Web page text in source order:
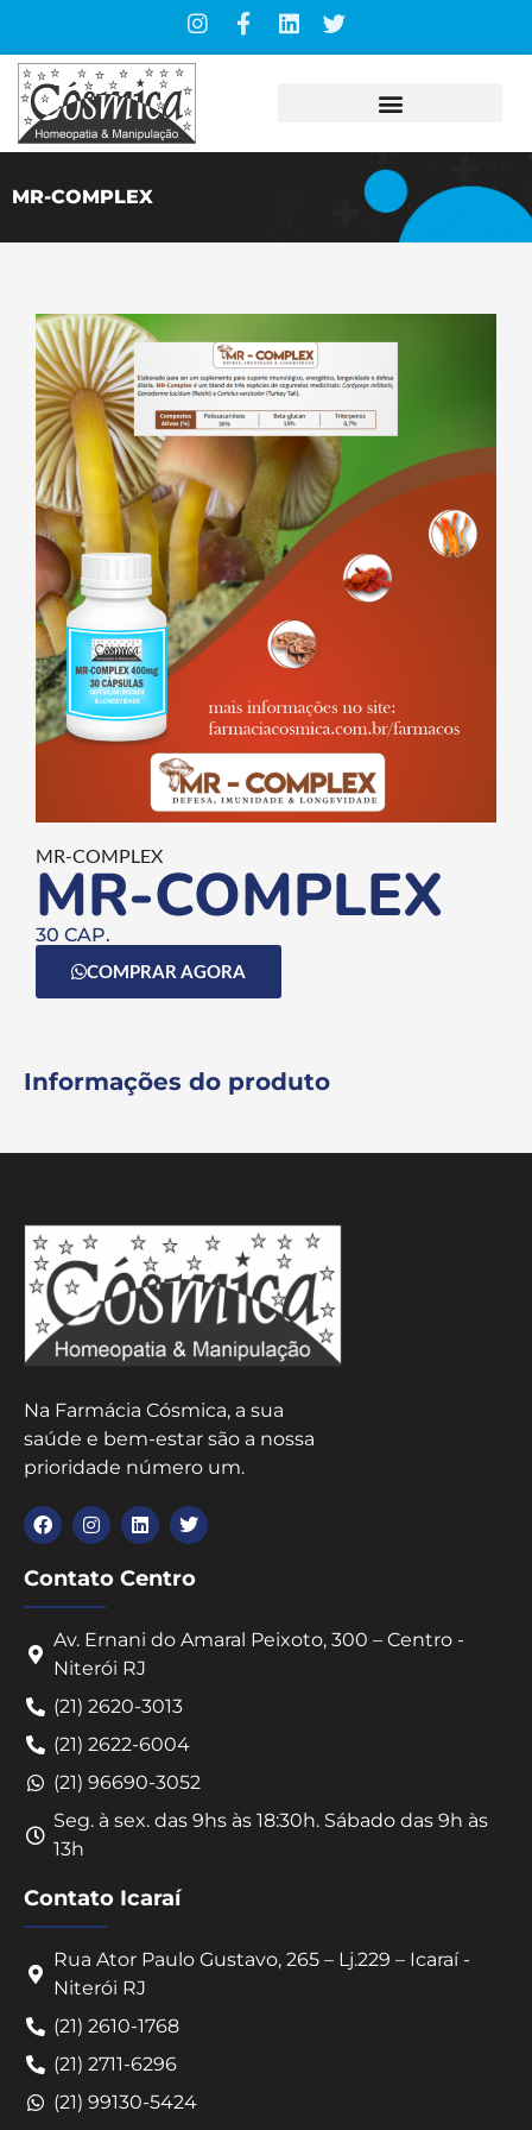
MR-COMPLEX
MR-COMPLEX
MR-COMPLEX
30 CAP.
COMPRAR AGORA
Informações do produto
Na Farmácia Cósmica, a sua
saúde e bem-estar são a nossa
prioridade número um.
Contato Centro
Av. Ernani do Amaral Peixoto, 300 – Centro -
Niterói RJ
(21) 2620-3013
(21) 2622-6004
(21) 96690-3052
Seg. à sex. das 9hs às 18:30h. Sábado das 9h às
13h
Contato Icaraí
Rua Ator Paulo Gustavo, 265 – Lj.229 – Icaraí -
Niterói RJ
(21) 2610-1768
(21) 2711-6296
(21) 99130-5424